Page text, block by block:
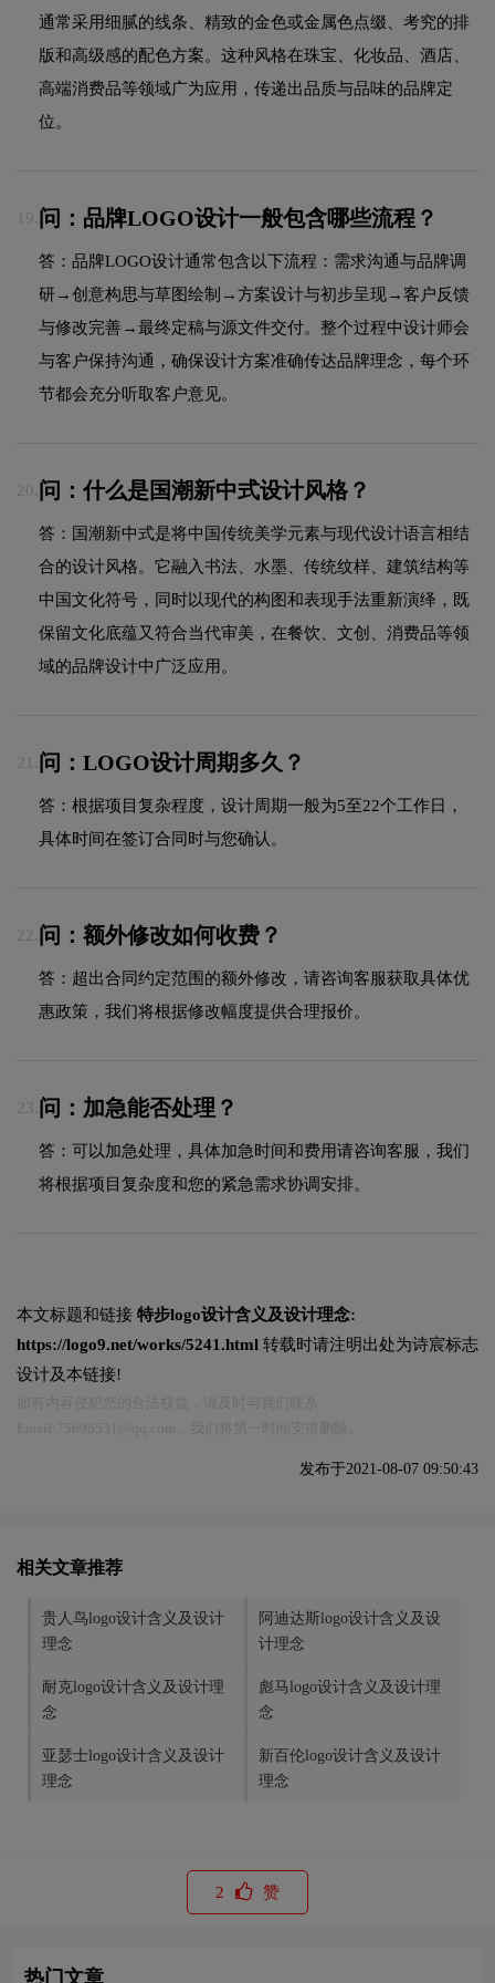
通常采用细腻的线条、精致的金色或金属色点缀、考究的排
版和高级感的配色方案。这种风格在珠宝、化妆品、酒店、
高端消费品等领域广为应用，传递出品质与品味的品牌定
位。
19. 问：品牌LOGO设计一般包含哪些流程？
答：品牌LOGO设计通常包含以下流程：需求沟通与品牌调
研→创意构思与草图绘制→方案设计与初步呈现→客户反馈
与修改完善→最终定稿与源文件交付。整个过程中设计师会
与客户保持沟通，确保设计方案准确传达品牌理念，每个环
节都会充分听取客户意见。
20. 问：什么是国潮新中式设计风格？
答：国潮新中式是将中国传统美学元素与现代设计语言相结
合的设计风格。它融入书法、水墨、传统纹样、建筑结构等
中国文化符号，同时以现代的构图和表现手法重新演绎，既
保留文化底蕴又符合当代审美，在餐饮、文创、消费品等领
域的品牌设计中广泛应用。
21. 问：LOGO设计周期多久？
答：根据项目复杂程度，设计周期一般为5至22个工作日，
具体时间在签订合同时与您确认。
22. 问：额外修改如何收费？
答：超出合同约定范围的额外修改，请咨询客服获取具体优
惠政策，我们将根据修改幅度提供合理报价。
23. 问：加急能否处理？
答：可以加急处理，具体加急时间和费用请咨询客服，我们
将根据项目复杂度和您的紧急需求协调安排。
本文标题和链接 特步logo设计含义及设计理念:
https://logo9.net/works/5241.html 转载时请注明出处为诗宸标志
设计及本链接!
发布于2021-08-07 09:50:43
相关文章推荐
贵人鸟logo设计含义及设计
理念
阿迪达斯logo设计含义及设
计理念
耐克logo设计含义及设计理
念
彪马logo设计含义及设计理
念
亚瑟士logo设计含义及设计
理念
新百伦logo设计含义及设计
理念
2 赞
热门文章